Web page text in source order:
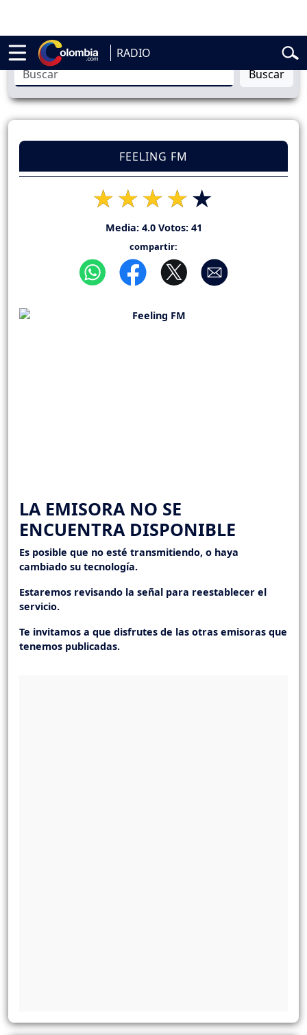
RADIO
de la Espriella Vuelta a Colombia
Buscar
FEELING FM
Media: 4.0Votos: 41
compartir:
LA EMISORA NO SE
ENCUENTRA DISPONIBLE
Es posible que no esté transmitiendo, o haya
cambiado su tecnología.
Estaremos revisando la señal para reestablecer el
servicio.
Te invitamos a que disfrutes de las otras emisoras que
tenemos publicadas.